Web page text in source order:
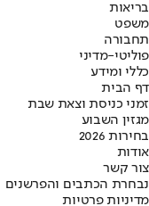
בריאות
משפט
תחבורה
פוליטי-מדיני
כללי ומידע
דף הבית
זמני כניסת וצאת שבת
מגזין השבוע
בחירות 2026
אודות
צור קשר
נבחרת הכתבים והפרשנים
מדיניות פרטיות